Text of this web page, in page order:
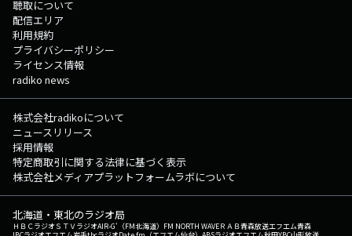
聴取について
配信エリア
利用規約
プライバシーポリシー
ライセンス情報
radiko news
株式会社radikoについて
ニュースリリース
採用情報
特定商取引に関する法律に基づく表示
株式会社メディアプラットフォームラボについて
北海道・東北のラジオ局
ＨＢＣラジオＳＴＶラジオAIR-G'（FM北海道） FM NORTH WAVEＲＡＢ青森放送エフエム青森